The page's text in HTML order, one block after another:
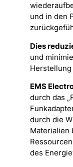
und in den
Dies
und
Herstellung
EMS
durch das
durch die
Materialien
des